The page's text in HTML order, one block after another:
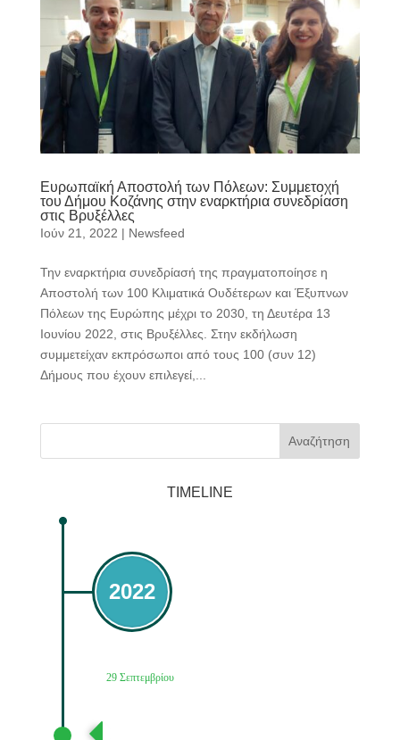
Ευρωπαϊκή Αποστολή των Πόλεων: Συμμετοχή
του Δήμου Κοζάνης στην εναρκτήρια συνεδρίαση
στις Βρυξέλλες
Ιούν 21, 2022 | Newsfeed
Την εναρκτήρια συνεδρίασή της πραγματοποίησε η
Αποστολή των 100 Κλιματικά Ουδέτερων και Έξυπνων
Πόλεων της Ευρώπης μέχρι το 2030, τη Δευτέρα 13
Ιουνίου 2022, στις Βρυξέλλες. Στην εκδήλωση
συμμετείχαν εκπρόσωποι από τους 100 (συν 12)
Δήμους που έχουν επιλεγεί,...
Αναζήτηση
TIMELINE
2022
29 Σεπτεμβρίου